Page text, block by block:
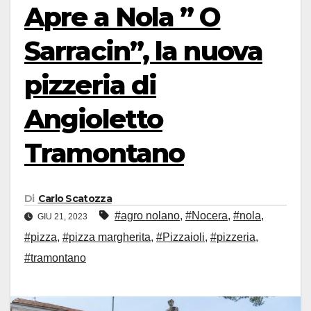
Apre a Nola ” O
Sarracin”, la nuova
pizzeria di
Angioletto
Tramontano
Di Carlo Scatozza
GIU 21, 2023 #agro nolano, #Nocera, #nola,
#pizza, #pizza margherita, #Pizzaioli, #pizzeria,
#tramontano